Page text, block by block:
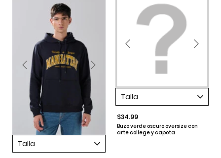
Talla
Talla
$34.99
Buzo verde oscuro oversize con
arte college y capota